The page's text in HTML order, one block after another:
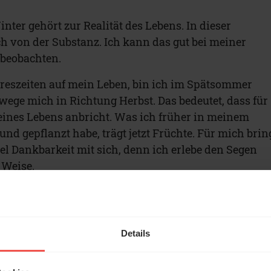
Details
gehört zur Realität des Lebens. In dieser
von der Substanz. Ich kann das gut bei meiner
auf mein Leben, bin ich im Spätsommer
mich in Richtung Herbst. Das bedeutet, dass für
Lebens anbricht. Was ich früher in meinem
und gepflanzt habe, trägt jetzt Früchte. Für mich
Dankbarkeit mit sich, denn ich erlebe den Segen
Beitrag?